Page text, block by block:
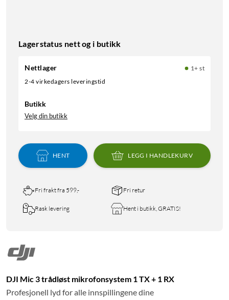
Lagerstatus nett og i butikk
Nettlager
1+ st
2-4 virkedagers leveringstid
Butikk
Velg din butikk
HENT LEGG I HANDLEKURV
Fri frakt fra 599,- Fri retur
Rask levering Hent i butikk, GRATIS!
DJI Mic 3 trådløst mikrofonsystem 1 TX + 1 RX
Profesjonell lyd for alle innspillingene dine